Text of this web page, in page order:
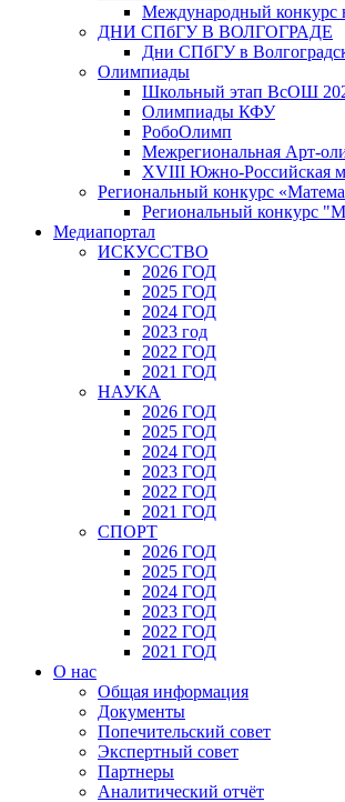
Международный конкурс
ДНИ СПбГУ В ВОЛГОГРАДЕ
Дни СПбГУ в
Олимпиады
Школьный этап ВсОШ
Олимпиады КФУ
РобоОлимп
Межрегиональная Арт-
XVIII Южно-Российская
Региональный конкурс
Региональный конкурс
Медиапортал
ИСКУССТВО
2026 ГОД
2025 ГОД
2024 ГОД
2023 год
2022 ГОД
2021 ГОД
НАУКА
2026 ГОД
2025 ГОД
2024 ГОД
2023 ГОД
2022 ГОД
2021 ГОД
СПОРТ
2026 ГОД
2025 ГОД
2024 ГОД
2023 ГОД
2022 ГОД
2021 ГОД
О нас
Общая информация
Документы
Попечительский совет
Экспертный совет
Партнеры
Аналитический отчёт